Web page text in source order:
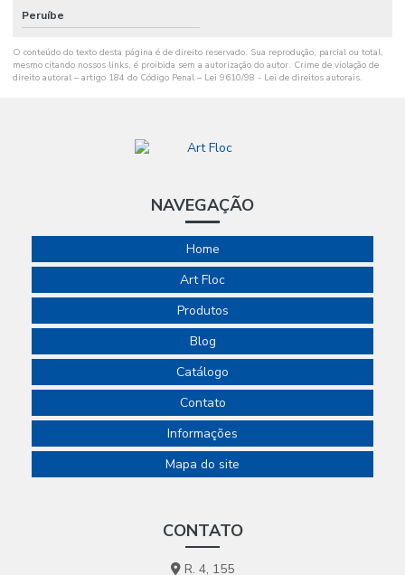
Peruíbe
O conteúdo do texto desta página é de direito reservado. Sua reprodução, parcial ou total,
mesmo citando nossos links, é proibida sem a autorização do autor. Crime de violação de
direito autoral – artigo 184 do Código Penal – Lei 9610/98 - Lei de direitos autorais.
NAVEGAÇÃO
Home
Art Floc
Produtos
Blog
Catálogo
Contato
Informações
Mapa do site
CONTATO
R. 4, 155